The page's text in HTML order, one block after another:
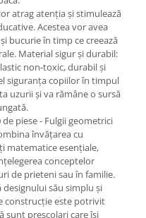
atrag atenția și stimulează
Acestea vor avea
bucurie în timp ce creează
Material sigur și durabil:
non-toxic, durabil și
siguranța copiilor în timpul
uzurii și va rămâne o sursă
piese - Fulgii geometrici
învățarea cu
matematice esențiale,
conceptelor
de prieteni sau în familie.
său simplu și
construcție este potrivit
sunt preșcolari care își